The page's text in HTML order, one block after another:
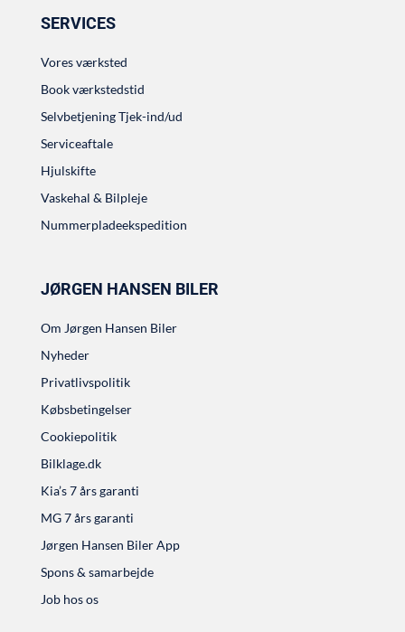
SERVICES
Vores værksted
Book værkstedstid
Selvbetjening Tjek-ind/ud
Serviceaftale
Hjulskifte
Vaskehal & Bilpleje
Nummerpladeekspedition
JØRGEN HANSEN BILER
Om Jørgen Hansen Biler
Nyheder
Privatlivspolitik
Købsbetingelser
Cookiepolitik
Bilklage.dk
Kia’s 7 års garanti
MG 7 års garanti
Jørgen Hansen Biler App
Spons & samarbejde
Job hos os